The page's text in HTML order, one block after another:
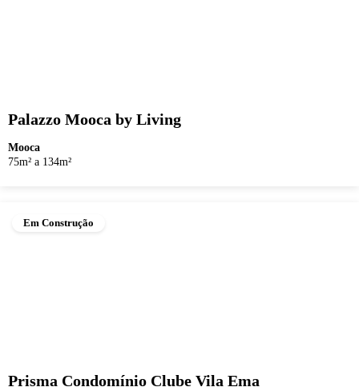
Palazzo Mooca by Living
Mooca
75m² a 134m²
Em Construção
Prisma Condomínio Clube Vila Ema